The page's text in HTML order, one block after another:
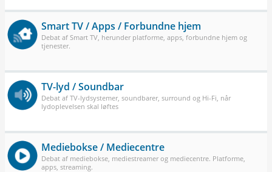
Smart TV / Apps / Forbundne hjem
Debat af Smart TV, herunder platforme, apps, forbundne hjem og
tjenester.
TV-lyd / Soundbar
Debat af TV-lydsystemer, soundbarer, surround og Hi-Fi, når
lydoplevelsen skal løftes
Mediebokse / Mediecentre
Debat af mediebokse, mediestreamer og mediecentre. Platforme,
apps, streaming.